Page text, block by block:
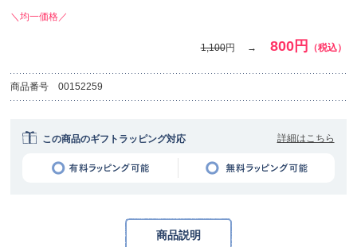
＼均一価格／
1,100円 800円 （税込）
商品番号 00152259
この商品のギフトラッピング対応 詳細はこちら
商品説明